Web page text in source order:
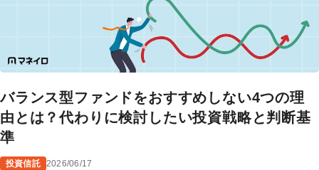
バランス型ファンドをおすすめしない4つの理
由とは？代わりに検討したい投資戦略と判断基
準
投資信託 2026/06/17